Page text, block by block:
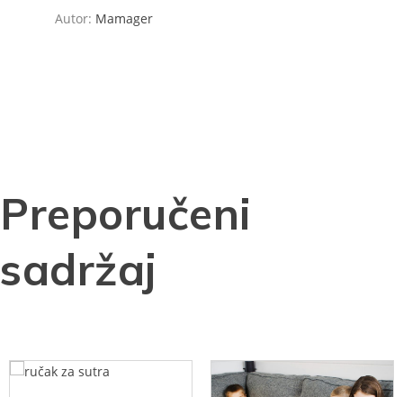
Autor: Mamager
Preporučeni
sadržaj